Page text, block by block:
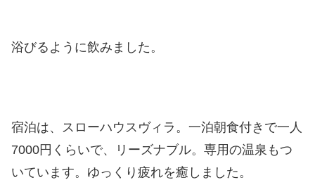
浴びるように飲みました。
宿泊は、スローハウスヴィラ。一泊朝食付きで一人
7000円くらいで、リーズナブル。専用の温泉もつ
いています。ゆっくり疲れを癒しました。